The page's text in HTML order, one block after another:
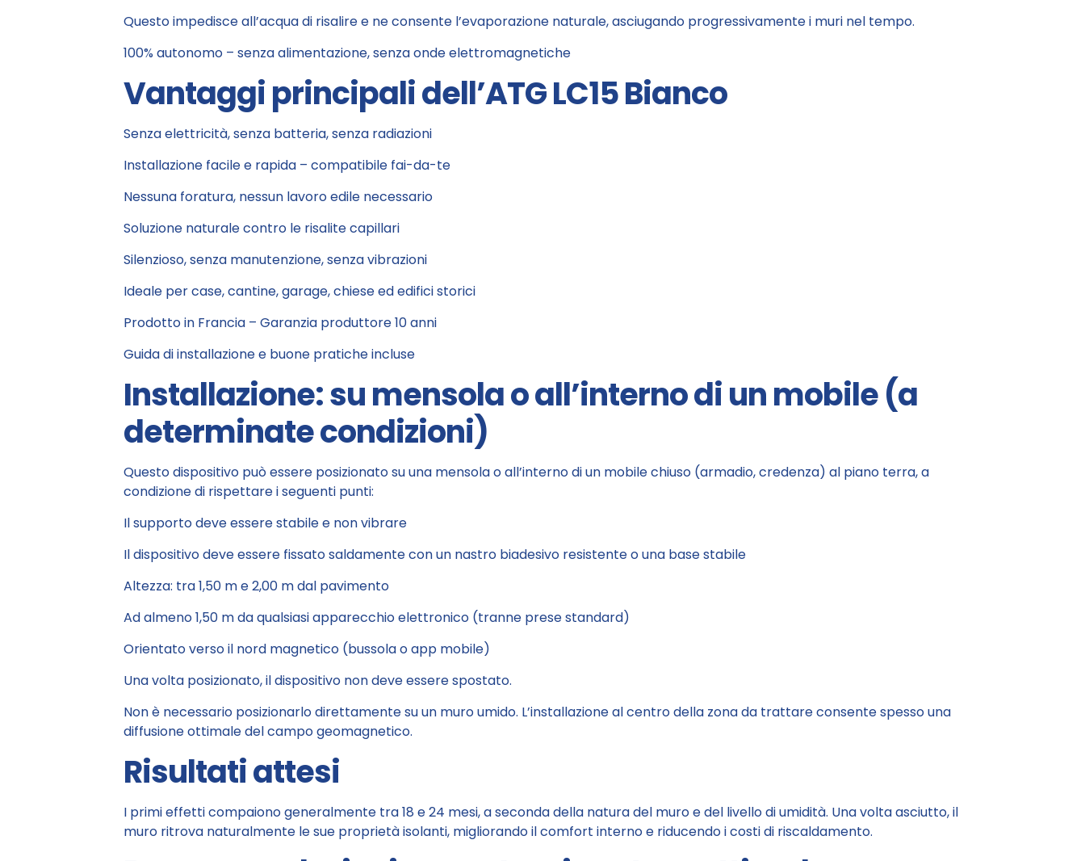
Questo impedisce all’acqua di risalire e ne consente l’evaporazione naturale, asciugando progressivamente i muri nel tempo.
100% autonomo – senza alimentazione, senza onde elettromagnetiche
Vantaggi principali dell’ATG LC15 Bianco
Senza elettricità, senza batteria, senza radiazioni
Installazione facile e rapida – compatibile fai-da-te
Nessuna foratura, nessun lavoro edile necessario
Soluzione naturale contro le risalite capillari
Silenzioso, senza manutenzione, senza vibrazioni
Ideale per case, cantine, garage, chiese ed edifici storici
Prodotto in Francia – Garanzia produttore 10 anni
Guida di installazione e buone pratiche incluse
Installazione: su mensola o all’interno di un mobile (a
determinate condizioni)
Questo dispositivo può essere posizionato su una mensola o all’interno di un mobile chiuso (armadio, credenza) al piano terra, a
condizione di rispettare i seguenti punti:
Il supporto deve essere stabile e non vibrare
Il dispositivo deve essere fissato saldamente con un nastro biadesivo resistente o una base stabile
Altezza: tra 1,50 m e 2,00 m dal pavimento
Ad almeno 1,50 m da qualsiasi apparecchio elettronico (tranne prese standard)
Orientato verso il nord magnetico (bussola o app mobile)
Una volta posizionato, il dispositivo non deve essere spostato.
Non è necessario posizionarlo direttamente su un muro umido. L’installazione al centro della zona da trattare consente spesso una
diffusione ottimale del campo geomagnetico.
Risultati attesi
I primi effetti compaiono generalmente tra 18 e 24 mesi, a seconda della natura del muro e del livello di umidità. Una volta asciutto, il
muro ritrova naturalmente le sue proprietà isolanti, migliorando il comfort interno e riducendo i costi di riscaldamento.